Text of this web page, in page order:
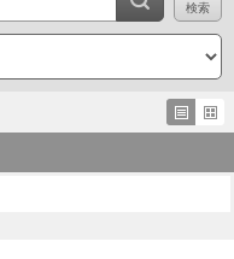
検索